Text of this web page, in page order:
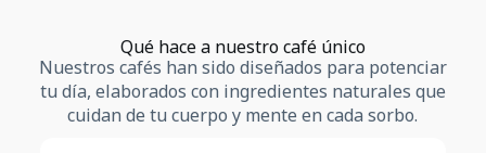
Qué hace a nuestro café único
Nuestros cafés han sido diseñados para potenciar
tu día, elaborados con ingredientes naturales que
cuidan de tu cuerpo y mente en cada sorbo.